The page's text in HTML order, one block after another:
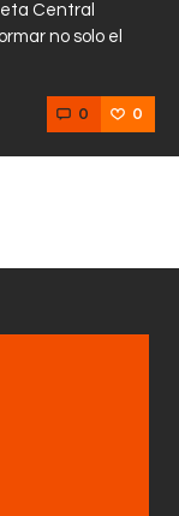
Central
no solo el
0 0